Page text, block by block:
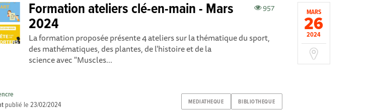
MARS
26
2024
957
Formation ateliers clé-en-main - Mars
2024
La formation proposée présente 4 ateliers sur la thématique du sport,
des mathématiques, des plantes, de l'histoire et de la
science avec "Muscles...
MEDIATHEQUE BIBLIOTHEQUE
publié le23/02/2024